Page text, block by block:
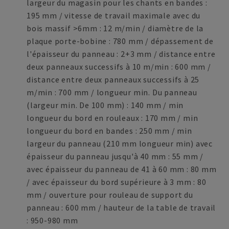
largeur du magasin pour les chants en bandes :
195 mm / vitesse de travail maximale avec du
bois massif >6mm : 12 m/min / diamètre de la
plaque porte-bobine : 780 mm / dépassement de
l'épaisseur du panneau : 2+3 mm / distance entre
deux panneaux successifs à 10 m/min : 600 mm /
distance entre deux panneaux successifs à 25
m/min : 700 mm / longueur min. Du panneau
(largeur min. De 100 mm) : 140 mm / min
longueur du bord en rouleaux : 170 mm / min
longueur du bord en bandes : 250 mm / min
largeur du panneau (210 mm longueur min) avec
épaisseur du panneau jusqu'à 40 mm : 55 mm /
avec épaisseur du panneau de 41 à 60 mm : 80 mm
/ avec épaisseur du bord supérieure à 3 mm : 80
mm / ouverture pour rouleau de support du
panneau : 600 mm / hauteur de la table de travail
: 950-980 mm